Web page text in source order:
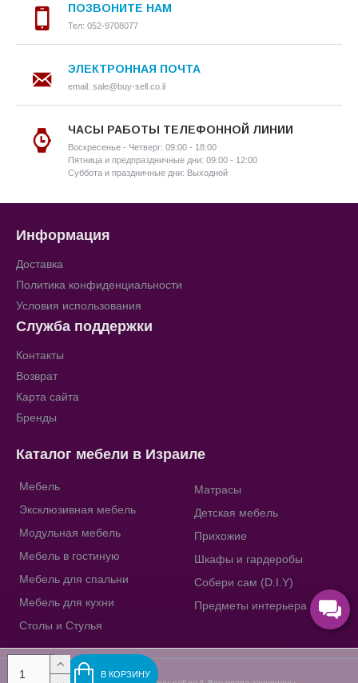
В КОРЗИНУ
ПОЗВОНИТЕ НАМ
Тел: 052-9708077
ЭЛЕКТРОННАЯ ПОЧТА
email: sale@buy-sell.co.il
ЧАСЫ РАБОТЫ ТЕЛЕФОННОЙ ЛИНИИ
Воскресенье - Четверг: 09:00 - 18:00
Пятница и предпраздничные дни: 09:00 - 12:00
Суббота и праздничные дни: Выходной
Информация
Доставка
Политика конфиденциальности
Условия использования
Служба поддержки
Контакты
Возврат
Карта сайта
Бренды
Каталог мебели в Израиле
Мебель
Эксклюзивная мебель
Модульная мебель
Мебель в гостиную
Мебель для спальни
Мебель для кухни
Столы и Стулья
Матрасы
Детская мебель
Прихожие
Шкафы и гардеробы
Собери сам (D.I.Y)
Предметы интерьера